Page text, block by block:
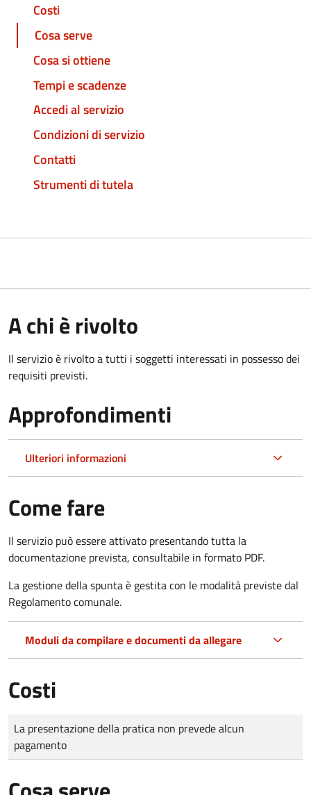
Costi
Cosa serve
Cosa si ottiene
Tempi e scadenze
Accedi al servizio
Condizioni di servizio
Contatti
Strumenti di tutela
A chi è rivolto
Il servizio è rivolto a tutti i soggetti interessati in possesso dei
requisiti previsti.
Approfondimenti
Ulteriori informazioni
Come fare
Il servizio può essere attivato presentando tutta la
documentazione prevista, consultabile in formato PDF.
La gestione della spunta è gestita con le modalità previste dal
Regolamento comunale.
Moduli da compilare e documenti da allegare
Costi
Tipo di pagamento
Importo
La presentazione della pratica non prevede alcun
pagamento